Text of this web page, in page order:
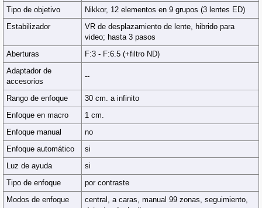
Tipo de objetivo
Nikkor, 12 elementos en 9 grupos (3 lentes ED)
Estabilizador
VR de desplazamiento de lente, hibrido para
video; hasta 3 pasos
Aberturas
F:3 - F:6.5 (+filtro ND)
Adaptador de
accesorios
--
Rango de enfoque
30 cm. a infinito
Enfoque en macro
1 cm.
Enfoque manual
no
Enfoque automático
si
Luz de ayuda
si
Tipo de enfoque
por contraste
Modos de enfoque
central, a caras, manual 99 zonas, seguimiento,